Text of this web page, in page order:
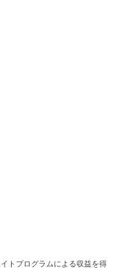
トプログラムによる収益を得